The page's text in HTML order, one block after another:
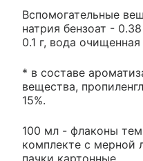
Вспомогательные
натрия бензоат -
0.1 г, вода
* в составе
вещества,
15%.
100 мл - флаконы
комплекте с мерной
пачки картонные.